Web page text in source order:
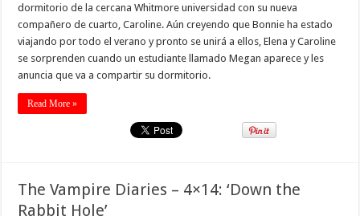
dormitorio de la cercana Whitmore universidad con su nueva
compañero de cuarto, Caroline. Aún creyendo que Bonnie ha estado
viajando por todo el verano y pronto se unirá a ellos, Elena y Caroline
se sorprenden cuando un estudiante llamado Megan aparece y les
anuncia que va a compartir su dormitorio.
Read More »
The Vampire Diaries – 4×14: ‘Down the
Rabbit Hole’